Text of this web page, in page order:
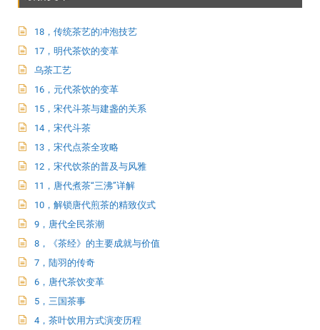
18，传统茶艺的冲泡技艺
17，明代茶饮的变革
乌茶工艺
16，元代茶饮的变革
15，宋代斗茶与建盏的关系
14，宋代斗茶
13，宋代点茶全攻略
12，宋代饮茶的普及与风雅
11，唐代煮茶“三沸”详解
10，解锁唐代煎茶的精致仪式
9，唐代全民茶潮
8，《茶经》的主要成就与价值
7，陆羽的传奇
6，唐代茶饮变革
5，三国茶事
4，茶叶饮用方式演变历程